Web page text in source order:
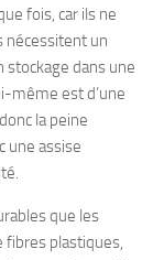
fois, car ils ne
nécessitent un
dans une
même est d’une
la peine
une assise
que les
fibres plastiques,